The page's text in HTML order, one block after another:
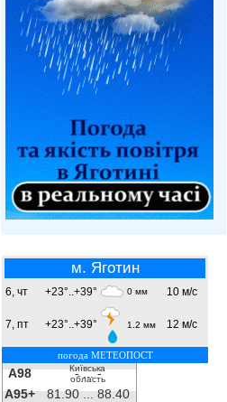
м. Яготин
6, чт +23°..+39° 0 мм 10 м/с
7, пт +23°..+39° 1.2 мм 12 м/с
погода МЕТЕОПОСТ
Київська
область
A98 - ...-
A95+
81.90 ...88.40